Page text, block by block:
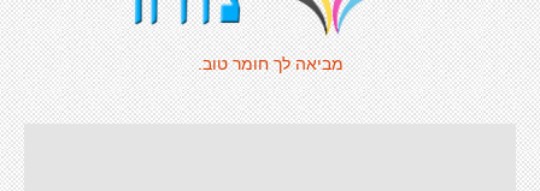
מביאה לך חומר טוב.